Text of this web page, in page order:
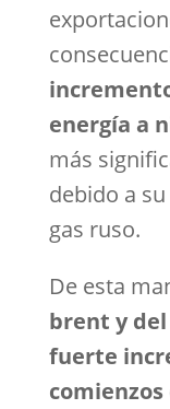
energía a
más
debido a
gas ruso.
De esta
brent y
fuerte
comienzos